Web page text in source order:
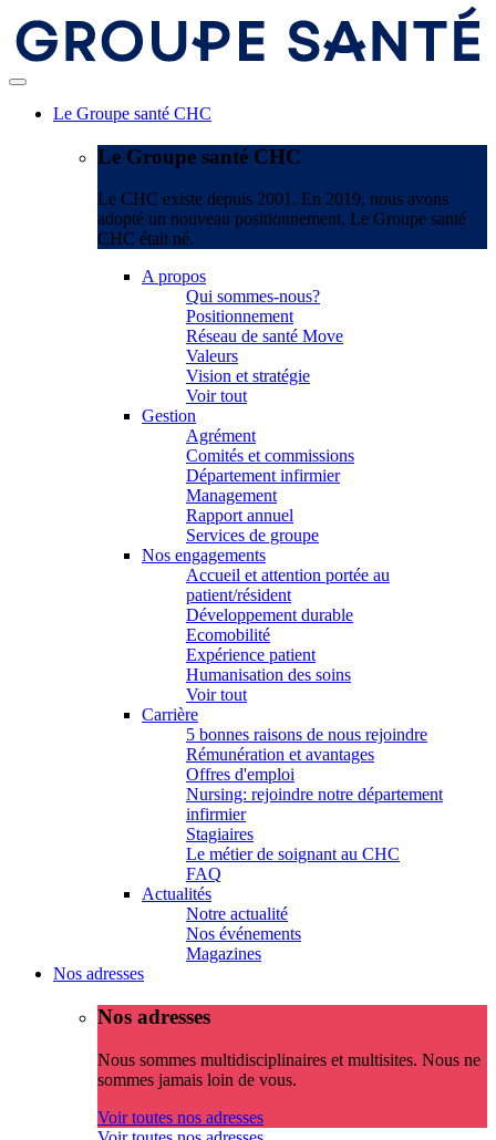
Le Groupe santé CHC
Le Groupe santé CHC
Le CHC existe depuis 2001. En 2019, nous avons
adopté un nouveau positionnement. Le Groupe santé
CHC était né.
A propos
Qui sommes-nous?
Positionnement
Réseau de santé Move
Valeurs
Vision et stratégie
Voir tout
Gestion
Agrément
Comités et commissions
Département infirmier
Management
Rapport annuel
Services de groupe
Nos engagements
Accueil et attention portée au
patient/résident
Développement durable
Ecomobilité
Expérience patient
Humanisation des soins
Voir tout
Carrière
5 bonnes raisons de nous rejoindre
Rémunération et avantages
Offres d'emploi
Nursing: rejoindre notre département
infirmier
Stagiaires
Le métier de soignant au CHC
FAQ
Actualités
Notre actualité
Nos événements
Magazines
Nos adresses
Nos adresses
Nous sommes multidisciplinaires et multisites. Nous ne
sommes jamais loin de vous.
Voir toutes nos adresses